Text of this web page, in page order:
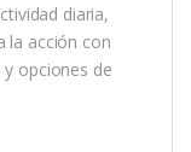
diaria,
la acción con
opciones de